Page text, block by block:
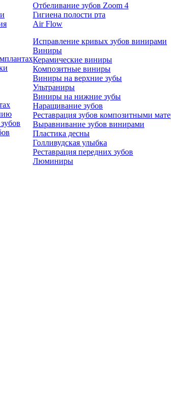
Отбеливание зубов Zoom 4
Гигиена полости рта
Air Flow
Исправление кривых зубов винирами
Виниры
Керамические виниры
Композитные виниры
Виниры на верхние зубы
Ультраниры
Виниры на нижние зубы
Наращивание зубов
Реставрация зубов композитными
Выравнивание зубов винирами
Пластика десны
Голливудская улыбка
Реставрация передних зубов
Люминиры